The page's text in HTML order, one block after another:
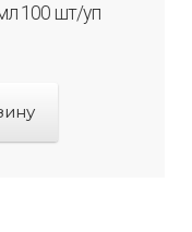
100 шт/уп